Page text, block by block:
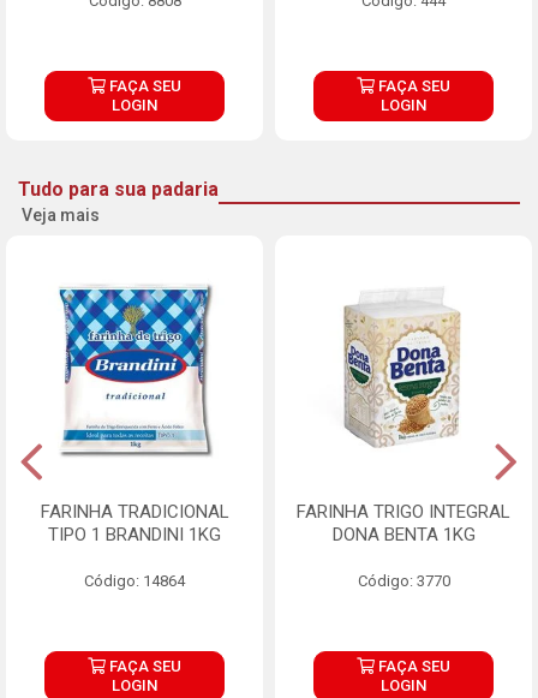
FAÇA SEU
LOGIN
FAÇA SEU
LOGIN
Tudo para sua padaria
Veja mais
FARINHA TRADICIONAL
TIPO 1 BRANDINI 1KG
Código: 14864
FAÇA SEU
LOGIN
FARINHA TRIGO INTEGRAL
DONA BENTA 1KG
Código: 3770
FAÇA SEU
LOGIN